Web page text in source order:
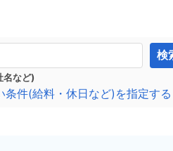
名など)
検
条件(給料・休日など)を指定する